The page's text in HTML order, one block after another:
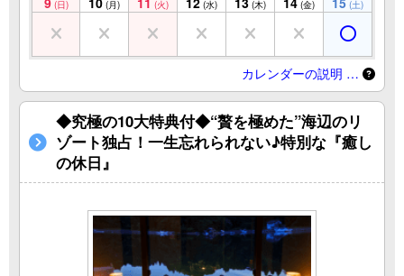
(日) (月) (火) (水) (木) (金) (土)
カレンダーの説明 …
◆究極の10大特典付◆“贅を極めた”海辺のリ
ゾート独占！一生忘れられない♪特別な『癒し
の休日』